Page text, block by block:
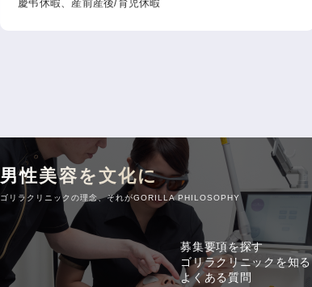
慶弔休暇、産前産後/育児休暇
男性美容を文化に
ゴリラクリニックの理念、それがGORILLA PHILOSOPHY
募集要項を探す
ゴリラクリニックを知る
よくある質問